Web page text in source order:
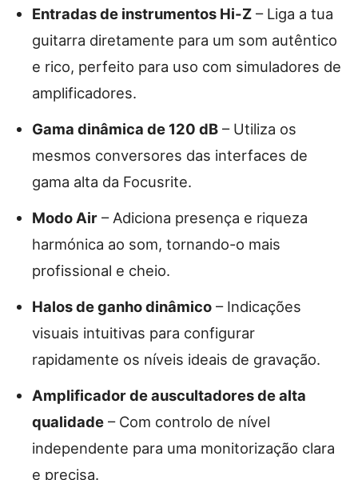
Entradas de instrumentos Hi-Z – Liga a tua
guitarra diretamente para um som autêntico
e rico, perfeito para uso com simuladores de
amplificadores.
Gama dinâmica de 120 dB – Utiliza os
mesmos conversores das interfaces de
gama alta da Focusrite.
Modo Air – Adiciona presença e riqueza
harmónica ao som, tornando-o mais
profissional e cheio.
Halos de ganho dinâmico – Indicações
visuais intuitivas para configurar
rapidamente os níveis ideais de gravação.
Amplificador de auscultadores de alta
qualidade – Com controlo de nível
independente para uma monitorização clara
e precisa.